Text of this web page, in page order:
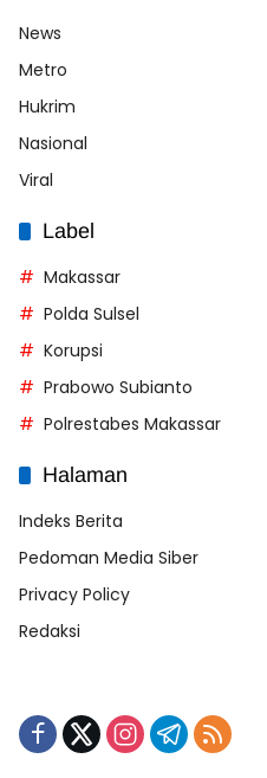
News
Metro
Hukrim
Nasional
Viral
Label
Makassar
Polda Sulsel
Korupsi
Prabowo Subianto
Polrestabes Makassar
Halaman
Indeks Berita
Pedoman Media Siber
Privacy Policy
Redaksi